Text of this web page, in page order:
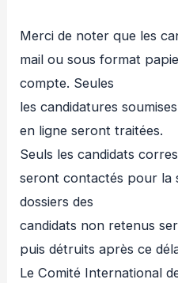
Merci de noter que les
mail ou sous format
compte. Seules
les candidatures
en ligne seront traitées.
Seuls les candidats
seront contactés pour la
dossiers des
candidats non retenus
puis détruits après ce
Le Comité International